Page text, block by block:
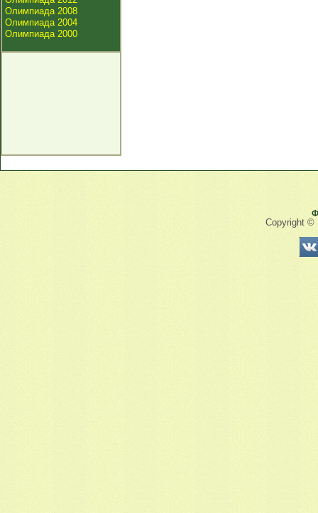
Олимпиада 2008
Олимпиада 2004
Олимпиада 2000
Copyright ©